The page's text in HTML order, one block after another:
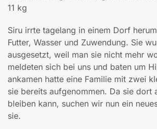
11 kg
Siru irrte tagelang in einem Dorf
Futter, Wasser und Zuwendung. Sie
ausgesetzt, weil man sie nicht mehr
meldeten sich bei uns und baten um
ankamen hatte eine Familie mit zwei
sie bereits aufgenommen. Da sie dort
bleiben kann, suchen wir nun ein
sie.